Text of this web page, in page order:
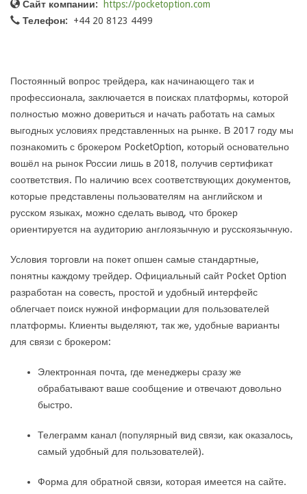
Сайт компании:
https://pocketoption.com
Телефон:
+44 20 8123 4499
Постоянный вопрос трейдера, как начинающего так и
профессионала, заключается в поисках платформы, которой
полностью можно довериться и начать работать на самых
выгодных условиях представленных на рынке. В 2017 году мы
познакомить с брокером PocketOption, который основательно
вошёл на рынок России лишь в 2018, получив сертификат
соответствия. По наличию всех соответствующих документов,
которые представлены пользователям на английском и
русском языках, можно сделать вывод, что брокер
ориентируется на аудиторию англоязычную и русскоязычную.
Условия торговли на покет опшен самые стандартные,
понятны каждому трейдер. Официальный сайт Pocket Option
разработан на совесть, простой и удобный интерфейс
облегчает поиск нужной информации для пользователей
платформы. Клиенты выделяют, так же, удобные варианты
для связи с брокером:
Электронная почта, где менеджеры сразу же
обрабатывают ваше сообщение и отвечают довольно
быстро.
Телеграмм канал (популярный вид связи, как оказалось,
самый удобный для пользователей).
Форма для обратной связи, которая имеется на сайте.